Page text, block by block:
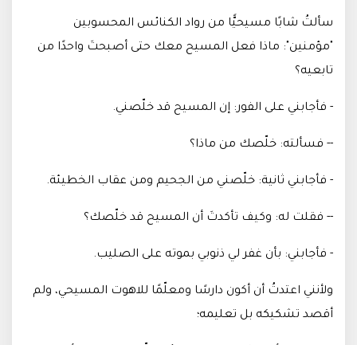
سألتُ شابًا مسيحيًّا من رواد الكنائس المحسوبين
"مؤمنين": ماذا فعل المسيح معك حتى أصبحتَ واحدًا من
تابعيه؟
- فأجابني على الفور: إن المسيح قد خلّصني.
-- فسألته: خلّصك من ماذا؟
- فأجابني ثانية: خلّصني من الجحيم ومن عقاب الخطيئة.
-- فقلت له: وكيف تأكدتَ أن المسيح قد خلّصك؟
- فأجابني: بأن غفر لي ذنوبي بموته على الصليب.
ولأنني اعتدتُ أن أكون دارسًا ومعلّمًا للاهوت المسيحي، ولم
أقصد تشكيكه بل تعليمه؛